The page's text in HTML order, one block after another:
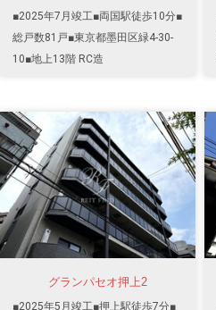
■2025年7月竣工■両国駅徒歩10分■
総戸数81戸■東京都墨田区緑4-30-
10■地上13階 RC造
グランパセオ押上2
■2025年5月竣工■押上駅徒歩7分■